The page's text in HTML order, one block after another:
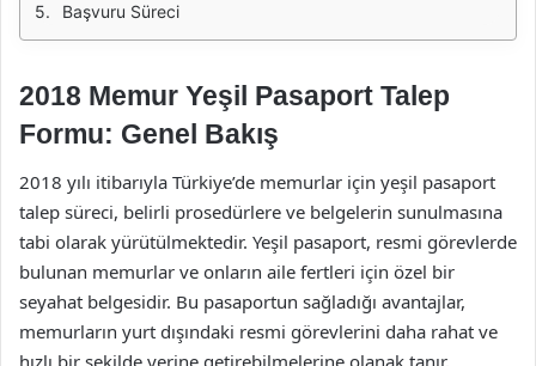
Başvuru Süreci
2018 Memur Yeşil Pasaport Talep
Formu: Genel Bakış
2018 yılı itibarıyla Türkiye’de memurlar için yeşil pasaport
talep süreci, belirli prosedürlere ve belgelerin sunulmasına
tabi olarak yürütülmektedir. Yeşil pasaport, resmi görevlerde
bulunan memurlar ve onların aile fertleri için özel bir
seyahat belgesidir. Bu pasaportun sağladığı avantajlar,
memurların yurt dışındaki resmi görevlerini daha rahat ve
hızlı bir şekilde yerine getirebilmelerine olanak tanır.